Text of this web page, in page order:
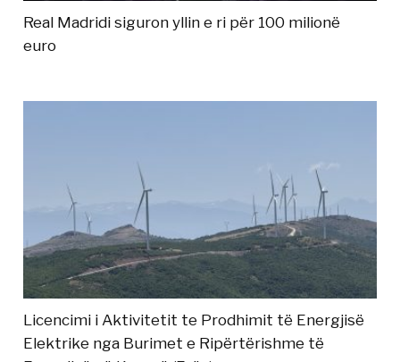
Real Madridi siguron yllin e ri për 100 milionë
euro
Licencimi i Aktivitetit te Prodhimit të Energjisë
Elektrike nga Burimet e Ripërtërishme të